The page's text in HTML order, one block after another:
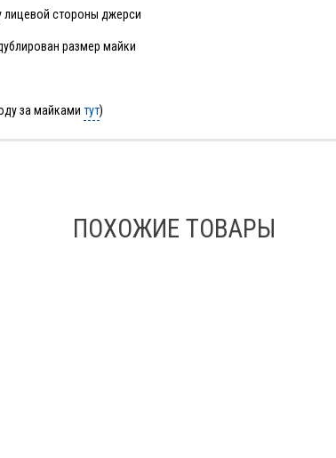
лицевой стороны джерси
размер майки
за майками тут)
ПОХОЖИЕ ТОВАРЫ